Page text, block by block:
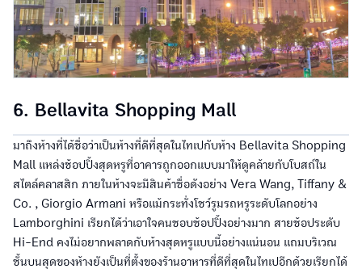
6. Bellavita Shopping Mall
มาถึงห้างที่ได้ชื่อว่าเป็นห้างที่ดีที่สุดในไทเปกับห้าง Bellavita Shopping
Mall แหล่งช้อปปิ้งสุดหรูที่อาคารถูกออกแบบมาให้ดูคล้ายกับโบสถ์ใน
สไตล์คลาสสิก ภายในห้างจะมีสินค้าชื่อดังอย่าง Vera Wang, Tiffany &
Co. , Giorgio Armani หรือแม้กระทั่งโชว์รูมรถหรูระดับโลกอย่าง
Lamborghini เรียกได้ว่าเอาใจคนชอบช้อปปิ้งอย่างมาก สายช้อประดับ
Hi-End คงไม่อยากพลาดกับห้างสุดหรูแบบนี้อย่างแน่นอน แถมบริเวณ
ชั้นบนสุดของห้างยังเป็นที่ตั้งของร้านอาหารที่ดีที่สุดในไทเปอีกด้วยเรียกได้